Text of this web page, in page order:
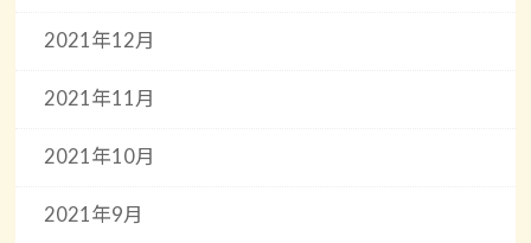
2021年12月
2021年11月
2021年10月
2021年9月